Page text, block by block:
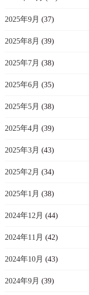
2025年9月 (37)
2025年8月 (39)
2025年7月 (38)
2025年6月 (35)
2025年5月 (38)
2025年4月 (39)
2025年3月 (43)
2025年2月 (34)
2025年1月 (38)
2024年12月 (44)
2024年11月 (42)
2024年10月 (43)
2024年9月 (39)